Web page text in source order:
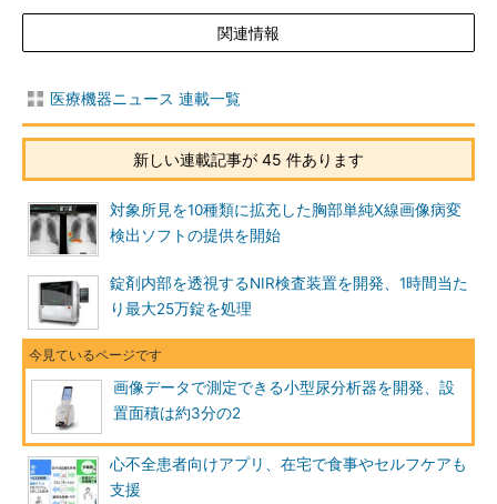
関連情報
医療機器ニュース 連載一覧
新しい連載記事が 45 件あります
対象所見を10種類に拡充した胸部単純X線画像病変
検出ソフトの提供を開始
錠剤内部を透視するNIR検査装置を開発、1時間当た
り最大25万錠を処理
画像データで測定できる小型尿分析器を開発、設
置面積は約3分の2
心不全患者向けアプリ、在宅で食事やセルフケアも
支援